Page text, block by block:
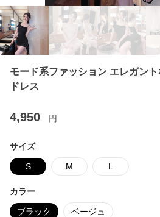
モード系ファッション エレガン
ドレス
4,950 円
サイズ
S M L
カラー
ブラック ベージュ